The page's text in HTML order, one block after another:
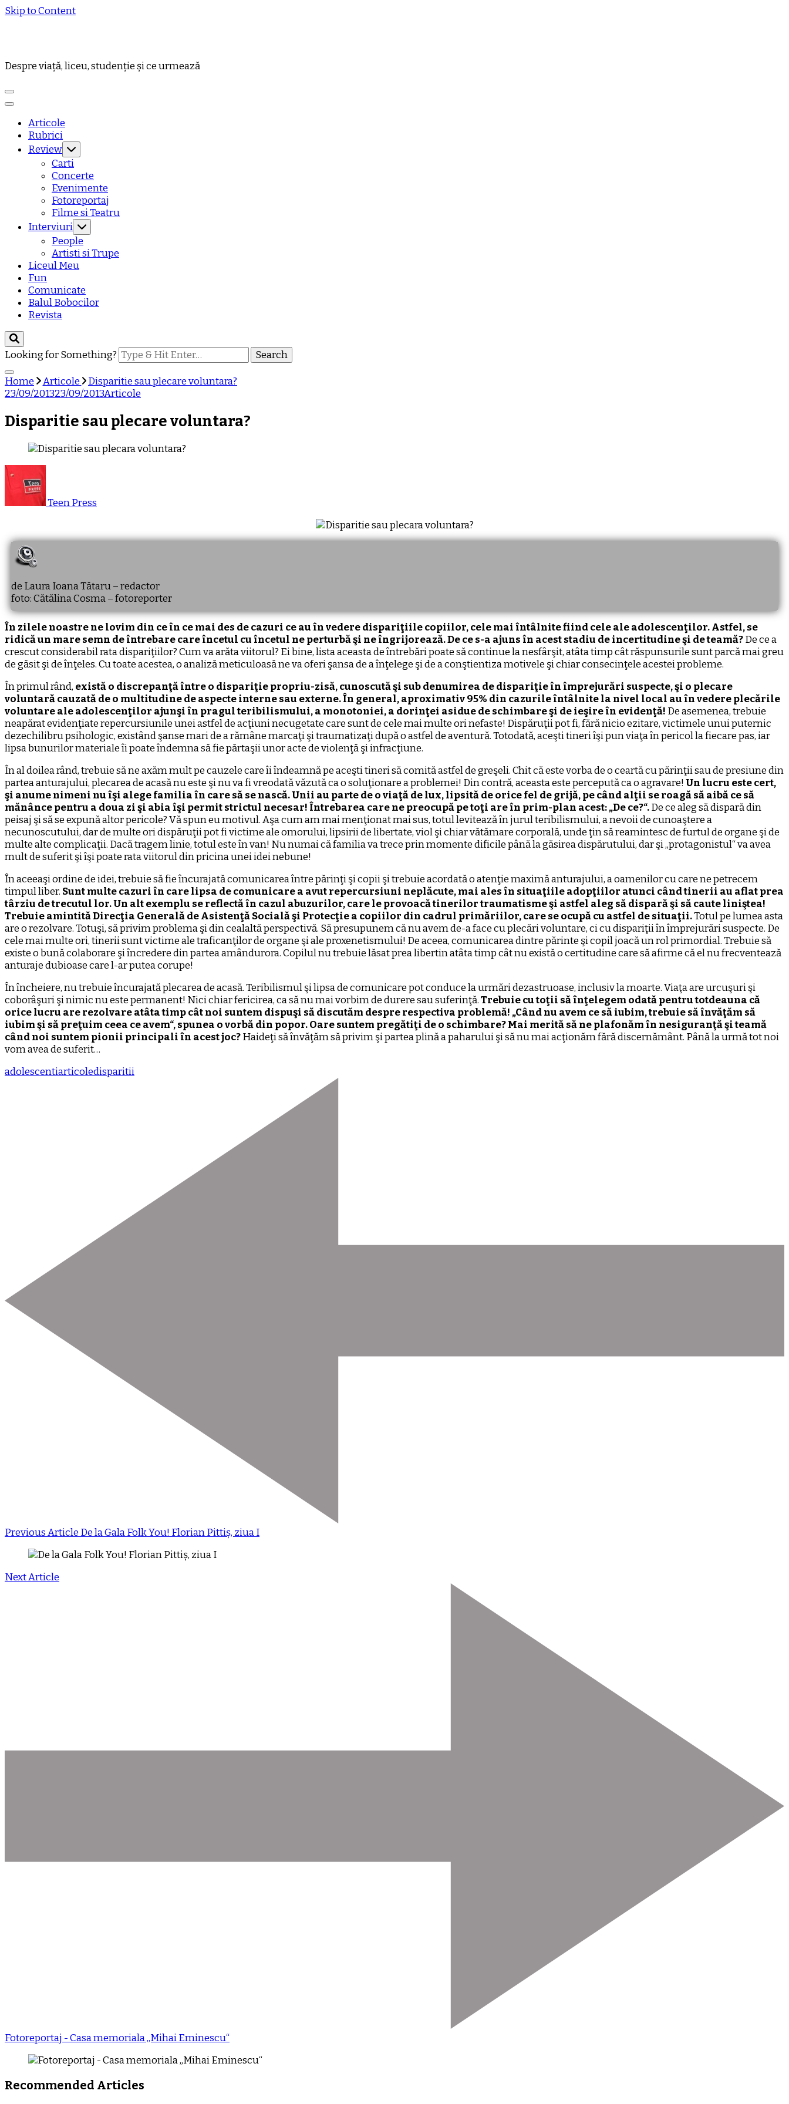
Skip to Content
Despre viață, liceu, studenție și ce urmează
Articole
Rubrici
Review
Carti
Concerte
Evenimente
Fotoreportaj
Filme si Teatru
Interviuri
People
Artisti si Trupe
Liceul Meu
Fun
Comunicate
Balul Bobocilor
Revista
Looking for Something?
Home Articole
Disparitie sau plecare voluntara?
23/09/201323/09/2013Articole
Disparitie sau plecare voluntara?
Teen Press
de Laura Ioana Tătaru – redactor
foto: Cătălina Cosma – fotoreporter
În zilele noastre ne lovim din ce în ce mai des de cazuri ce au în vedere dispariţiile copiilor, cele mai întâlnite fiind cele ale adolescenţilor. Astfel, se
ridică un mare semn de întrebare care încetul cu încetul ne perturbă şi ne îngrijorează. De ce s-a ajuns în acest stadiu de incertitudine şi de teamă?De ce a
crescut considerabil rata dispariţiilor? Cum va arăta viitorul? Ei bine, lista aceasta de întrebări poate să continue la nesfârşit, atâta timp cât răspunsurile sunt parcă mai greu
de găsit şi de înţeles. Cu toate acestea, o analiză meticuloasă ne va oferi şansa de a înţelege şi de a conştientiza motivele şi chiar consecinţele acestei probleme.
În primul rând, există o discrepanţă între o dispariţie propriu-zisă, cunoscută şi sub denumirea de dispariţie în împrejurări suspecte, şi o plecare
voluntară cauzată de o multitudine de aspecte interne sau externe. În general, aproximativ 95% din cazurile întâlnite la nivel local au în vedere plecările
voluntare ale adolescenţilor ajunşi în pragul teribilismului, a monotoniei, a dorinţei asidue de schimbare şi de ieşire în evidenţă! De asemenea, trebuie
neapărat evidenţiate repercursiunile unei astfel de acţiuni necugetate care sunt de cele mai multe ori nefaste! Dispăruţii pot fi, fără nicio ezitare, victimele unui puternic
dezechilibru psihologic, existând şanse mari de a rămâne marcaţi şi traumatizaţi după o astfel de aventură. Totodată, aceşti tineri îşi pun viaţa în pericol la fiecare pas, iar
lipsa bunurilor materiale îi poate îndemna să fie părtaşii unor acte de violenţă şi infracţiune.
În al doilea rând, trebuie să ne axăm mult pe cauzele care îi îndeamnă pe aceşti tineri să comită astfel de greşeli. Chit că este vorba de o ceartă cu părinţii sau de presiune din
partea anturajului, plecarea de acasă nu este şi nu va fi vreodată văzută ca o soluţionare a problemei! Din contră, aceasta este percepută ca o agravare!Un lucru este cert,
şi anume nimeni nu îşi alege familia în care să se nască. Unii au parte de o viaţă de lux, lipsită de orice fel de grijă, pe când alţii se roagă să aibă ce să
mănânce pentru a doua zi şi abia îşi permit strictul necesar! Întrebarea care ne preocupă pe toţi are în prim-plan acest: „De ce?“.De ce aleg să dispară din
peisaj şi să se expună altor pericole? Vă spun eu motivul. Aşa cum am mai menţionat mai sus, totul levitează în jurul teribilismului, a nevoii de cunoaştere a
necunoscutului, dar de multe ori dispăruţii pot fi victime ale omorului, lipsirii de libertate, viol şi chiar vătămare corporală, unde ţin să reamintesc de furtul de organe şi de
multe alte complicaţii. Dacă tragem linie, totul este în van! Nu numai că familia va trece prin momente dificile până la găsirea dispărutului, dar şi „protagonistul“ va avea
mult de suferit şi îşi poate rata viitorul din pricina unei idei nebune!
În aceeaşi ordine de idei, trebuie să fie încurajată comunicarea între părinţi şi copii şi trebuie acordată o atenţie maximă anturajului, a oamenilor cu care ne petrecem
timpul liber. Sunt multe cazuri în care lipsa de comunicare a avut repercursiuni neplăcute, mai ales în situaţiile adopţiilor atunci când tinerii au aflat prea
târziu de trecutul lor. Un alt exemplu se reflectă în cazul abuzurilor, care le provoacă tinerilor traumatisme şi astfel aleg să dispară şi să caute liniştea!
Trebuie amintită Direcţia Generală de Asistenţă Socială şi Protecţie a copiilor din cadrul primăriilor, care se ocupă cu astfel de situaţii.Totul pe lumea asta
are o rezolvare. Totuşi, să privim problema şi din cealaltă perspectivă. Să presupunem că nu avem de-a face cu plecări voluntare, ci cu dispariţii în împrejurări suspecte. De
cele mai multe ori, tinerii sunt victime ale traficanţilor de organe şi ale proxenetismului! De aceea, comunicarea dintre părinte şi copil joacă un rol primordial. Trebuie să
existe o bună colaborare şi încredere din partea amândurora. Copilul nu trebuie lăsat prea libertin atâta timp cât nu există o certitudine care să afirme că el nu frecventează
anturaje dubioase care l-ar putea corupe!
În încheiere, nu trebuie încurajată plecarea de acasă. Teribilismul şi lipsa de comunicare pot conduce la urmări dezastruoase, inclusiv la moarte. Viaţa are urcuşuri şi
coborâşuri şi nimic nu este permanent! Nici chiar fericirea, ca să nu mai vorbim de durere sau suferinţă.Trebuie cu toţii să înţelegem odată pentru totdeauna că
orice lucru are rezolvare atâta timp cât noi suntem dispuşi să discutăm despre respectiva problemă! „Când nu avem ce să iubim, trebuie să învăţăm să
iubim şi să preţuim ceea ce avem“, spunea o vorbă din popor. Oare suntem pregătiţi de o schimbare? Mai merită să ne plafonăm în nesiguranţă şi teamă
când noi suntem pionii principali în acest joc?Haideţi să învăţăm să privim şi partea plină a paharului şi să nu mai acţionăm fără discernământ. Până la urmă tot noi
vom avea de suferit…
adolescentiarticoledisparitii
Previous Article De la Gala Folk You! Florian Pittiș, ziua I
Next Article
Fotoreportaj - Casa memoriala „Mihai Eminescu“
Recommended Articles